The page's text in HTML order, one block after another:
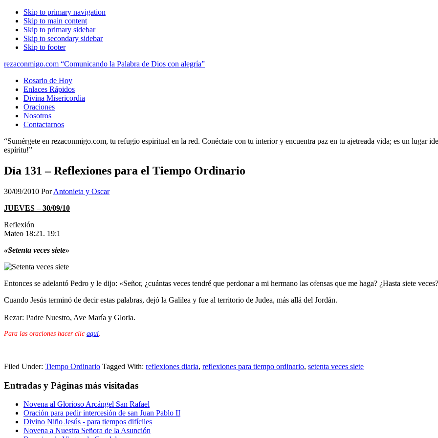
Skip to primary navigation
Skip to main content
Skip to primary sidebar
Skip to secondary sidebar
Skip to footer
rezaconmigo.com “Comunicando la Palabra de Dios con alegría”
Rosario de Hoy
Enlaces Rápidos
Divina Misericordia
Oraciones
Nosotros
Contactarnos
“Sumérgete en rezaconmigo.com, tu refugio espiritual en la red. Conéctate con tu interior y encuentra paz en tu ajetreada vida; es un lugar
espíritu!”
Día 131 – Reflexiones para el Tiempo Ordinario
30/09/2010 PorAntonieta y Oscar
JUEVES – 30/09/10
Reflexión
Mateo 18:21. 19:1
«Setenta veces siete»
Entonces se adelantó Pedro y le dijo: «Señor, ¿cuántas veces tendré que perdonar a mi hermano las ofensas que me haga? ¿Hasta siete
Cuando Jesús terminó de decir estas palabras, dejó la Galilea y fue al territorio de Judea, más allá del Jordán.
Rezar: Padre Nuestro, Ave María y Gloria.
Para las oraciones hacer clic aquí.
Filed Under: Tiempo Ordinario Tagged With: reflexiones diaria, reflexiones para tiempo ordinario, setenta veces siete
Entradas y Páginas más visitadas
Novena al Glorioso Arcángel San Rafael
Oración para pedir intercesión de san Juan Pablo II
Divino Niño Jesús - para tiempos difíciles
Novena a Nuestra Señora de la Asunción